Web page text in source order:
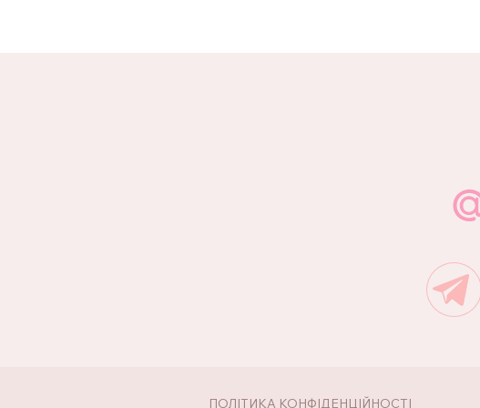
ПОЛІТИКА КОНФІДЕНЦІЙНОСТІ